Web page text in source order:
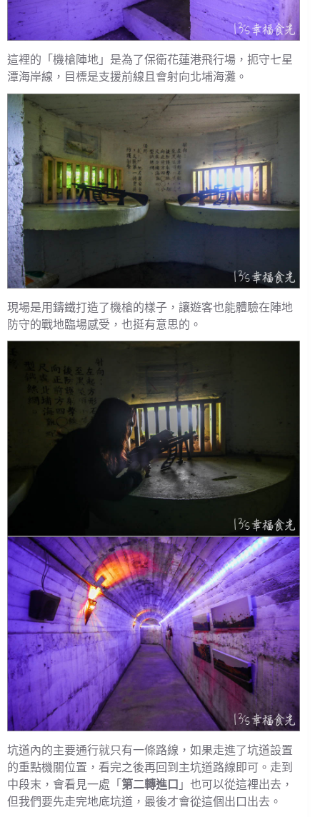
這裡的「機槍陣地」是為了保衛花蓮港飛行場，扼守七星
潭海岸線，目標是支援前線且會射向北埔海灘。
現場是用鑄鐵打造了機槍的樣子，讓遊客也能體驗在陣地
防守的戰地臨場感受，也挺有意思的。
坑道內的主要通行就只有一條路線，如果走進了坑道設置
的重點機關位置，看完之後再回到主坑道路線即可。走到
中段末，會看見一處「 第二轉進口 」也可以從這裡出去，
但我們要先走完地底坑道，最後才會從這個出口出去。